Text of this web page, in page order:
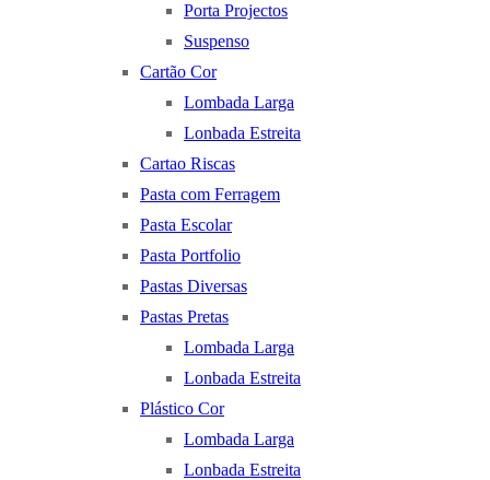
Porta Projectos
Suspenso
Cartão Cor
Lombada Larga
Lonbada Estreita
Cartao Riscas
Pasta com Ferragem
Pasta Escolar
Pasta Portfolio
Pastas Diversas
Pastas Pretas
Lombada Larga
Lonbada Estreita
Plástico Cor
Lombada Larga
Lonbada Estreita